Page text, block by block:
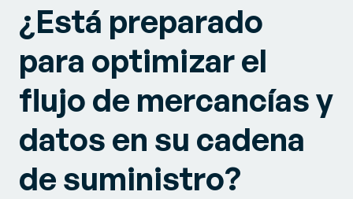
¿Está preparado
para optimizar el
flujo de mercancías y
datos en su cadena
de suministro?